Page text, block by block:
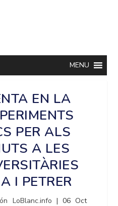
MENU
EN LA
PER ALS
A LES
I PETRER
LoBlanc.info | 06 Oct